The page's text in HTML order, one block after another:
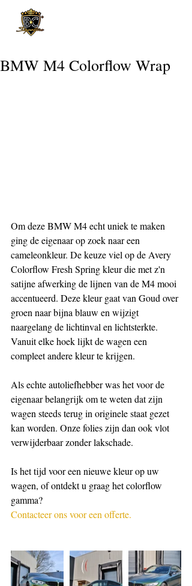
BMW M4 Colorflow Wrap
Om deze BMW M4 echt uniek te maken
ging de eigenaar op zoek naar een
cameleonkleur. De keuze viel op de Avery
Colorflow Fresh Spring kleur die met z'n
satijne afwerking de lijnen van de M4 mooi
accentueerd. Deze kleur gaat van Goud over
groen naar bijna blauw en wijzigt
naargelang de lichtinval en lichtsterkte.
Vanuit elke hoek lijkt de wagen een
compleet andere kleur te krijgen.
Als echte autoliefhebber was het voor de
eigenaar belangrijk om te weten dat zijn
wagen steeds terug in originele staat gezet
kan worden. Onze folies zijn dan ook vlot
verwijderbaar zonder lakschade.
Is het tijd voor een nieuwe kleur op uw
wagen, of ontdekt u graag het colorflow
gamma?
Contacteer ons voor een offerte.